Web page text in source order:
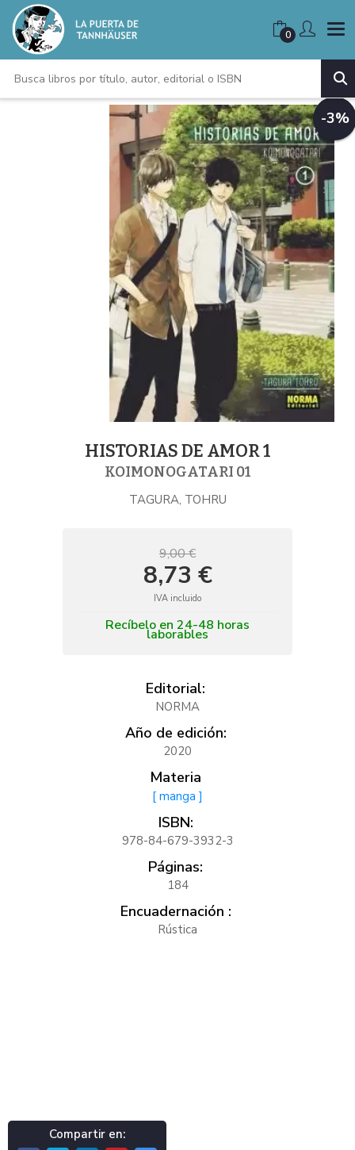
0
-3%
HISTORIAS DE AMOR 1
KOIMONOGATARI 01
TAGURA, TOHRU
9,00 €
8,73 €
IVA incluido
Recíbelo en 24-48 horas
laborables
Editorial:
NORMA
Año de edición:
2020
Materia
[ manga ]
ISBN:
978-84-679-3932-3
Páginas:
184
Encuadernación :
Rústica
Compartir en: